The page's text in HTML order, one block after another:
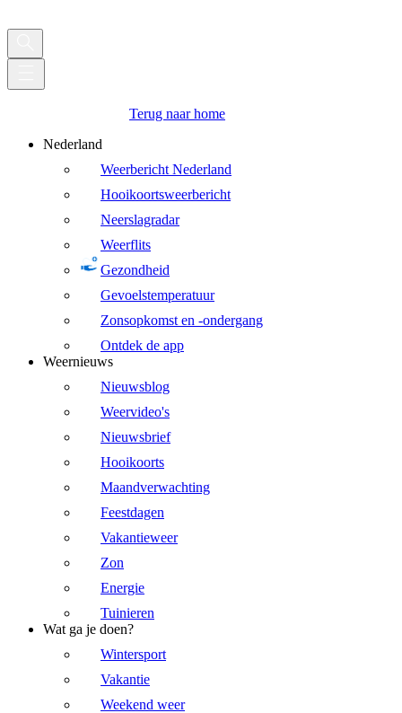
Terug naar home
Nederland
Weerbericht Nederland
Hooikoortsweerbericht
Neerslagradar
Weerflits
Gezondheid
Gevoelstemperatuur
Zonsopkomst en -ondergang
Ontdek de app
Weernieuws
Nieuwsblog
Weervideo's
Nieuwsbrief
Hooikoorts
Maandverwachting
Feestdagen
Vakantieweer
Zon
Energie
Tuinieren
Wat ga je doen?
Wintersport
Vakantie
Weekend weer